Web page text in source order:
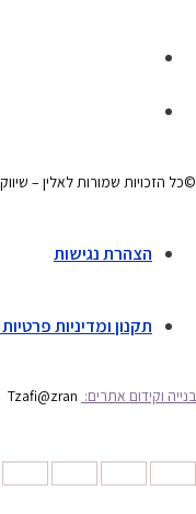
©כל הזכויות שמורות לאלין –
הצהרת נגישות
תקנון ומדיניות
בנייה וקידום אתרים: Tzafi@zran